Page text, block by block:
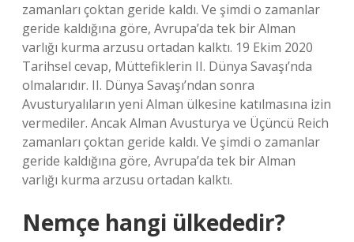
zamanları çoktan geride kaldı. Ve şimdi o zamanlar
geride kaldığına göre, Avrupa’da tek bir Alman
varlığı kurma arzusu ortadan kalktı. 19 Ekim 2020
Tarihsel cevap, Müttefiklerin II. Dünya Savaşı’nda
olmalarıdır. II. Dünya Savaşı’ndan sonra
Avusturyalıların yeni Alman ülkesine katılmasına izin
vermediler. Ancak Alman Avusturya ve Üçüncü Reich
zamanları çoktan geride kaldı. Ve şimdi o zamanlar
geride kaldığına göre, Avrupa’da tek bir Alman
varlığı kurma arzusu ortadan kalktı.
Nemçe hangi ülkededir?